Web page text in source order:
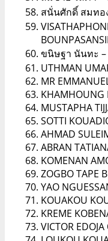
สนั่นศักดิ์ สมทอ
ขนิษฐา นันทะ –
UTHMAN
MR
KHAMHOUNG
MUSTAPHA
SOTTI
AHMAD
ABRAN
KOMENAN
ZOGBO TAPE
YAO
KOUAKOU
KREME
VICTOR